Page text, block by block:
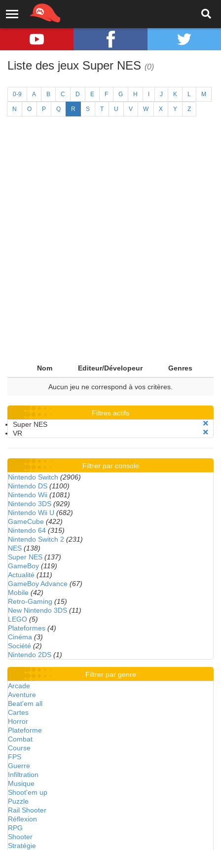
Liste des jeux Super NES (0)
0-9 A B C D E F G H J K L M
N O P Q R S T U V W X Y Z
Nom Editeur/Dévelopeur Genres
Aucun jeu ne correspond à vos critères.
Filtres actifs
Super NES
VR
Filtrer par console
Nintendo Switch (2906)
Nintendo DS (1100)
Nintendo Wii (1081)
Nintendo 3DS (929)
Nintendo Wii U (682)
GameCube (422)
Nintendo 64 (315)
Nintendo Switch 2 (231)
NES (138)
Super NES (137)
GameBoy (119)
Actualité (111)
GameBoy Advance (67)
Mobile (42)
Retro-Gaming (15)
New Nintendo 3DS (11)
LEGO (5)
Plateformes (4)
Cinéma (3)
Société (2)
Nintendo 2DS (1)
Filtrer par genre
Arcade
Aventure
Beat'em all
Cartes
Horror
Plateforme
Combat
Course
FPS
Guerre
Infiltration
Musique
Shoot'em up
Puzzle
Rail Shooter
Réflexion
RPG
Shooter
Stratégie